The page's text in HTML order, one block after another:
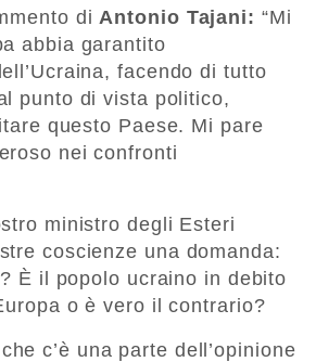
diAntonio Tajani: “Mi
abbia garantito
facendo di tutto
punto di vista politico,
questo Paese. Mi pare
nei confronti
ministro degli Esteri
coscienze una domanda:
È il popolo ucraino in debito
o è vero il contrario?
c’è una parte dell’opinione